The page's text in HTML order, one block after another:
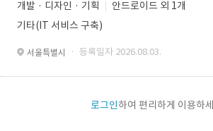
개발 · 디자인 · 기획
안드로이드 외 1개
기타(IT 서비스 구축)
서울특별시 · 등록일자 2026.08.03.
로그인하여 편리하게 이용하